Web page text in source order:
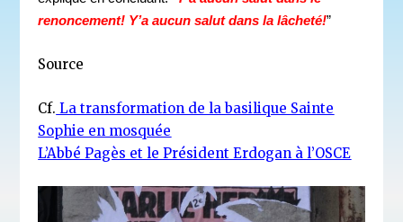
renoncement! Y’a aucun salut dans la lâcheté!”
Source
Cf. La transformation de la basilique Sainte
Sophie en mosquée
L’Abbé Pagès et le Président Erdogan à l’OSCE